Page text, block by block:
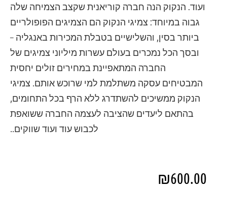
ועוד. הנקוק הנה חברה קוריאנית שקצב הצמיחה שלה
גבוה במיוחד: צמיגי הנקוק הם הצמיגים הפופולריים
ביותר בסין, והשלישיים בטבלת המכירות באנגליה –
ובסך הכל נמכרים בעולם עשרות מיליוני צמיגים של
החברה המתאפיינת במחירים זולים יחסית
המבטיחים עסקה משתלמת למי שרוכש אותם. צמיגי
הנקוק ממשיכים להשתדרג ללא הרף בכל התחומים,
בהתאם ליעדים שהציבה לעצמה החברה ששואפת
לכבוש עוד ועוד שווקים..
₪600.00